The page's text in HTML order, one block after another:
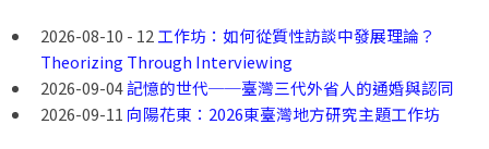
2026-08-10 - 12 工作坊：如何從質性訪談中發展理論？
Theorizing Through Interviewing
2026-09-04記憶的世代──臺灣三代外省人的通婚與認同
2026-09-11 向陽花東：2026東臺灣地方研究主題工作坊